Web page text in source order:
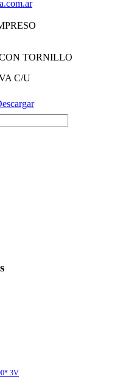
TORNILLO
C/U
3V